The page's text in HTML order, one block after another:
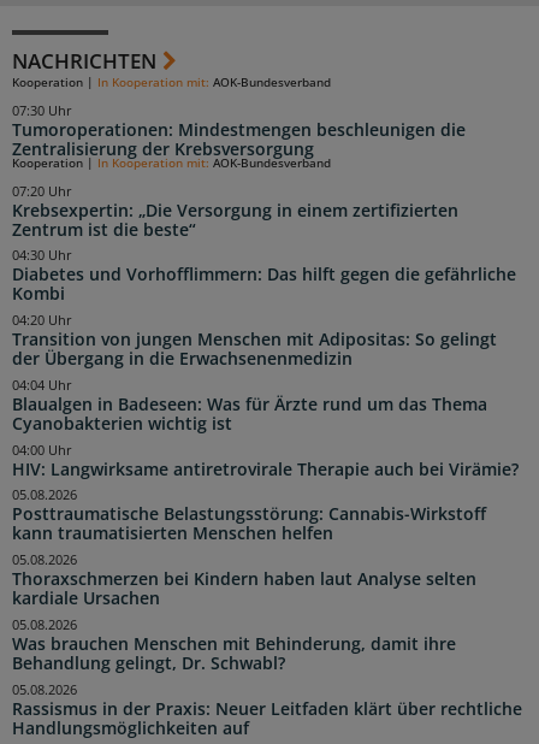
NACHRICHTEN
Tumoroperationen: Mindestmengen beschleunigen die
Zentralisierung der Krebsversorgung
Kooperation | In Kooperation mit: AOK-Bundesverband
07:30 Uhr
Krebsexpertin: „Die Versorgung in einem zertifizierten
Zentrum ist die beste“
Kooperation | In Kooperation mit: AOK-Bundesverband
07:20 Uhr
Diabetes und Vorhofflimmern: Das hilft gegen die gefährliche
Kombi
04:30 Uhr
Transition von jungen Menschen mit Adipositas: So gelingt
der Übergang in die Erwachsenenmedizin
04:20 Uhr
Blaualgen in Badeseen: Was für Ärzte rund um das Thema
Cyanobakterien wichtig ist
04:04 Uhr
HIV: Langwirksame antiretrovirale Therapie auch bei Virämie?
04:00 Uhr
Posttraumatische Belastungsstörung: Cannabis-Wirkstoff
kann traumatisierten Menschen helfen
05.08.2026
Thoraxschmerzen bei Kindern haben laut Analyse selten
kardiale Ursachen
05.08.2026
Was brauchen Menschen mit Behinderung, damit ihre
Behandlung gelingt, Dr. Schwabl?
05.08.2026
Rassismus in der Praxis: Neuer Leitfaden klärt über rechtliche
Handlungsmöglichkeiten auf
05.08.2026